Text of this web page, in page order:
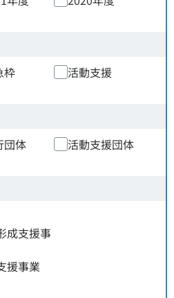
枠
活動支援
団体
活動支援団体
成支援事
援事業